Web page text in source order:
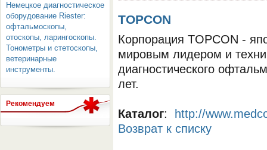
СЕРВЕР МЕДИЦИНСКОГО
Немецкое диагностическое
оборудование Riester:
офтальмоскопы,
отоскопы, ларингоскопы.
Тонометры и стетоскопы,
ветеринарные
инструменты.
Рекомендуем
TOPCON
Корпорация TOPCON -
мировым лидером и
диагностического
лет.
Каталог:
http://
Возврат к списку